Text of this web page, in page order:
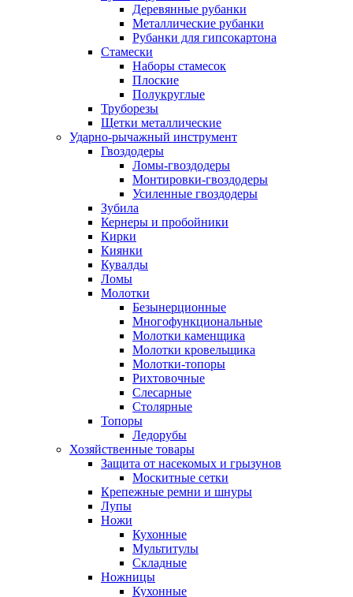
Деревянные рубанки
Металлические рубанки
Рубанки для гипсокартона
Стамески
Наборы стамесок
Плоские
Полукруглые
Труборезы
Щетки металлические
Ударно-рычажный инструмент
Гвоздодеры
Ломы-гвоздодеры
Монтировки-гвоздодеры
Усиленные гвоздодеры
Зубила
Кернеры и пробойники
Кирки
Киянки
Кувалды
Ломы
Молотки
Безынерционные
Многофункциональные
Молотки каменщика
Молотки кровельщика
Молотки-топоры
Рихтовочные
Слесарные
Столярные
Топоры
Ледорубы
Хозяйственные товары
Защита от насекомых и грызунов
Москитные сетки
Крепежные ремни и шнуры
Лупы
Ножи
Кухонные
Мультитулы
Складные
Ножницы
Кухонные